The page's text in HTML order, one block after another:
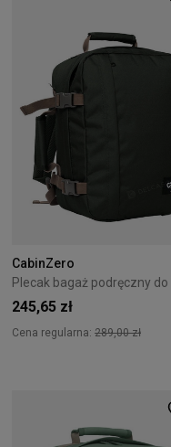
CabinZero
245,65 zł
Cena regularna: 289,00 zł